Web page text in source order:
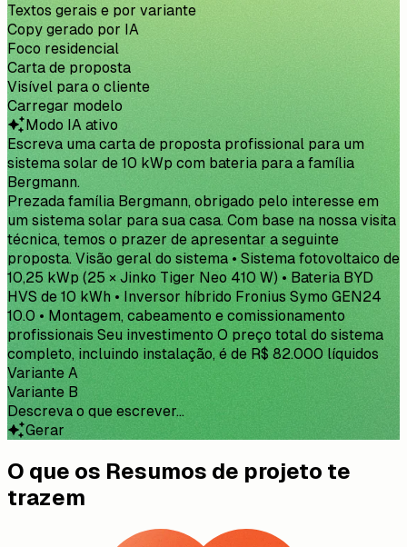
Textos gerais e por variante
Copy gerado por IA
Foco residencial
Carta de proposta
Visível para o cliente
Carregar modelo
Modo IA ativo
Escreva uma carta de proposta profissional para um
sistema solar de 10 kWp com bateria para a família
Bergmann.
Prezada família Bergmann, obrigado pelo interesse em
um sistema solar para sua casa. Com base na nossa visita
técnica, temos o prazer de apresentar a seguinte
proposta. Visão geral do sistema • Sistema fotovoltaico de
10,25 kWp (25 × Jinko Tiger Neo 410 W) • Bateria BYD
HVS de 10 kWh • Inversor híbrido Fronius Symo GEN24
10.0 • Montagem, cabeamento e comissionamento
profissionais Seu investimento O preço total do sistema
completo, incluindo instalação, é de R$ 82.000 líquidos.
Inclui todos os materiais, mão de obra, andaime,
coordenação da conexão à rede e 2 anos de garantia da
instalação, além das garantias do fabricante. Será um
prazer acompanhá-los no caminho para a independência
Variante A
Variante B
Descreva o que escrever...